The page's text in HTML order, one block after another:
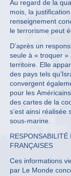
Au regard de la
mois, la
renseignement
le terrorisme peut
D’après un
seule à « troquer »
territoire. Elle
des pays tels
convergent
pour les
des cartes de la
s’est ainsi
sous-marine.
FRANÇAISES
Ces informations
par Le Monde